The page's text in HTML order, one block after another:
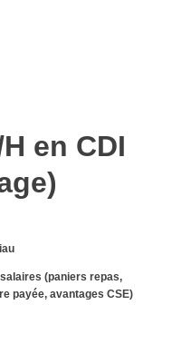
en CDI
(paniers repas,
payée, avantages CSE)